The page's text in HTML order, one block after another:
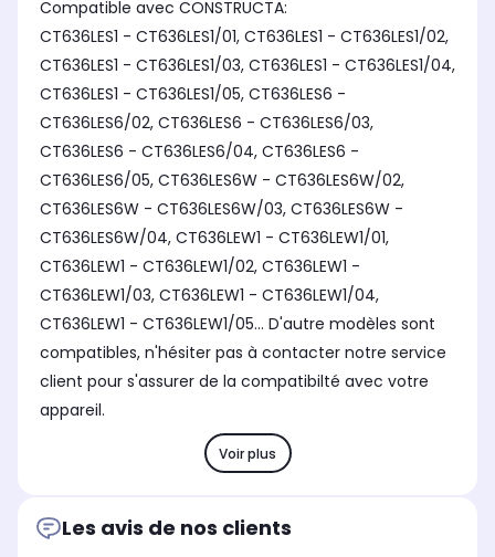
Compatible avec CONSTRUCTA:
CT636LES1 - CT636LES1/01, CT636LES1 - CT636LES1/02,
CT636LES1 - CT636LES1/03, CT636LES1 - CT636LES1/04,
CT636LES1 - CT636LES1/05, CT636LES6 -
CT636LES6/02, CT636LES6 - CT636LES6/03,
CT636LES6 - CT636LES6/04, CT636LES6 -
CT636LES6/05, CT636LES6W - CT636LES6W/02,
CT636LES6W - CT636LES6W/03, CT636LES6W -
CT636LES6W/04, CT636LEW1 - CT636LEW1/01,
CT636LEW1 - CT636LEW1/02, CT636LEW1 -
CT636LEW1/03, CT636LEW1 - CT636LEW1/04,
CT636LEW1 - CT636LEW1/05... D'autre modèles sont
compatibles, n'hésiter pas à contacter notre service
client pour s'assurer de la compatibilté avec votre
appareil.
Voir plus
Les avis de nos clients